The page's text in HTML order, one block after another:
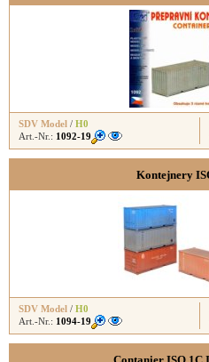
SDV Model / H0
Art.-Nr.: 1092-19
Kontejnery
SDV Model / H0
Art.-Nr.: 1094-19